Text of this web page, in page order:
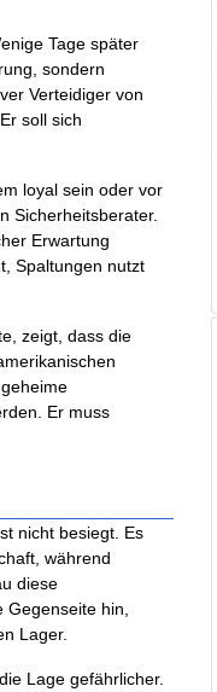
Tage später
sondern
Verteidiger von
soll sich
loyal sein oder vor
Sicherheitsberater.
Erwartung
Spaltungen nutzt
zeigt, dass die
Er muss
nicht besiegt. Es
während
diese
hin,
Lager.
Lage gefährlicher.